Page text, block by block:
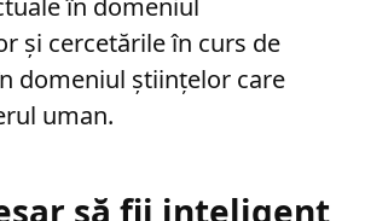
în domeniul
și cercetările în curs de
domeniul științelor care
uman.
să fii inteligent